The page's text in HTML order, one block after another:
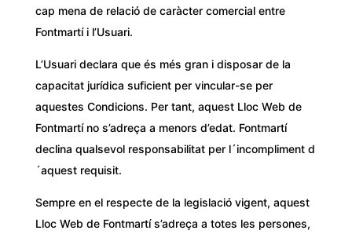
cap mena de relació de caràcter comercial entre
Fontmartí i l’Usuari.
L’Usuari declara que és més gran i disposar de la
capacitat jurídica suficient per vincular-se per
aquestes Condicions. Per tant, aquest Lloc Web de
Fontmartí no s’adreça a menors d’edat. Fontmartí
declina qualsevol responsabilitat per l´incompliment d
´aquest requisit.
Sempre en el respecte de la legislació vigent, aquest
Lloc Web de Fontmartí s’adreça a totes les persones,